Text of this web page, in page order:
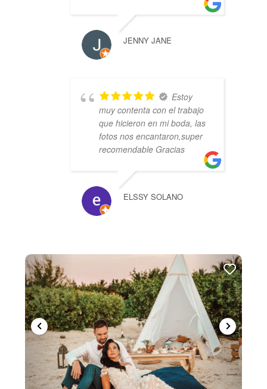
JENNY JANE
Estoy
muy contenta con el trabajo
que hicieron en mi boda, las
fotos nos encantaron,super
recomendable Gracias
ELSSY SOLANO